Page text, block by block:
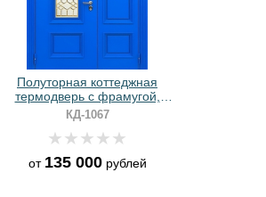
Полуторная коттеджная
термодверь с фрамугой,
остеклением и металлобагетом
(синий порошковый окрас)
КД-1067
от 135 000рублей